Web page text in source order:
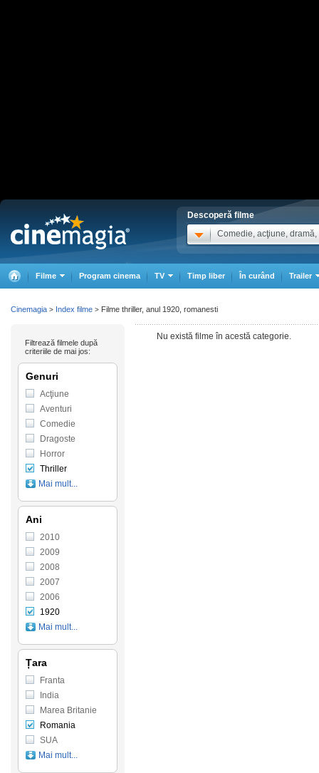
Descoperă filme
Comedie, acţiune, dramă,
Filme Program cinema TV Timp liber În curând Trailer
Nu există filme în acestă categorie.
Filtrează filmele după
criteriile de mai jos:
Genuri
Acţiune
Aventuri
Comedie
Dragoste
Horror
Thriller
Mai mult...
Ani
2010
2009
2008
2007
2006
1920
Mai mult...
Țara
Franta
India
Marea Britanie
Romania
SUA
Mai mult...
Cinemagia > Index filme > Filme thriller, anul 1920, romanesti